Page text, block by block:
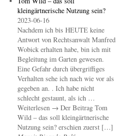
kleingärtnerische Nutzung sein?
2023-06-16
Nachdem ich bis HEUTE keine
Antwort von Rechtsanwalt Manfred
Wobick erhalten habe, bin ich mit
Begleitung im Garten gewesen.
Eine Gefahr durch übergriffiges
Verhalten sehe ich nach wie vor als
gegeben an. . Ich habe nicht
schlecht gestaunt, als ich …
Weiterlesen → Der Beitrag Tom
Wild – das soll kleingärtnerische
Nutzung sein? erschien zuerst […]